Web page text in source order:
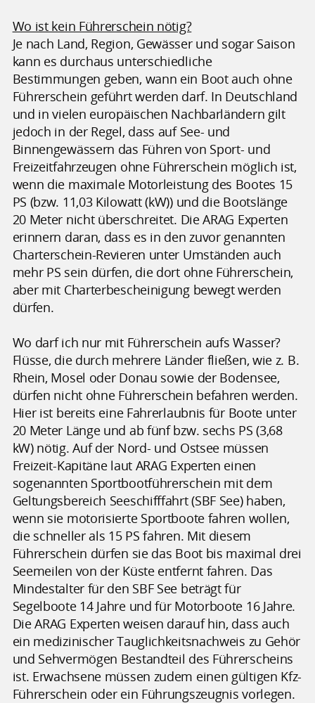
Wo ist kein Führerschein nötig?
Je nach Land, Region, Gewässer und sogar Saison
kann es durchaus unterschiedliche
Bestimmungen geben, wann ein Boot auch ohne
Führerschein geführt werden darf. In Deutschland
und in vielen europäischen Nachbarländern gilt
jedoch in der Regel, dass auf See- und
Binnengewässern das Führen von Sport- und
Freizeitfahrzeugen ohne Führerschein möglich ist,
wenn die maximale Motorleistung des Bootes 15
PS (bzw. 11,03 Kilowatt (kW)) und die Bootslänge
20 Meter nicht überschreitet. Die ARAG Experten
erinnern daran, dass es in den zuvor genannten
Charterschein-Revieren unter Umständen auch
mehr PS sein dürfen, die dort ohne Führerschein,
aber mit Charterbescheinigung bewegt werden
dürfen.
Wo darf ich nur mit Führerschein aufs Wasser?
Flüsse, die durch mehrere Länder fließen, wie z. B.
Rhein, Mosel oder Donau sowie der Bodensee,
dürfen nicht ohne Führerschein befahren werden.
Hier ist bereits eine Fahrerlaubnis für Boote unter
20 Meter Länge und ab fünf bzw. sechs PS (3,68
kW) nötig. Auf der Nord- und Ostsee müssen
Freizeit-Kapitäne laut ARAG Experten einen
sogenannten Sportbootführerschein mit dem
Geltungsbereich Seeschifffahrt (SBF See) haben,
wenn sie motorisierte Sportboote fahren wollen,
die schneller als 15 PS fahren. Mit diesem
Führerschein dürfen sie das Boot bis maximal drei
Seemeilen von der Küste entfernt fahren. Das
Mindestalter für den SBF See beträgt für
Segelboote 14 Jahre und für Motorboote 16 Jahre.
Die ARAG Experten weisen darauf hin, dass auch
ein medizinischer Tauglichkeitsnachweis zu Gehör
und Sehvermögen Bestandteil des Führerscheins
ist. Erwachsene müssen zudem einen gültigen Kfz-
Führerschein oder ein Führungszeugnis vorlegen.